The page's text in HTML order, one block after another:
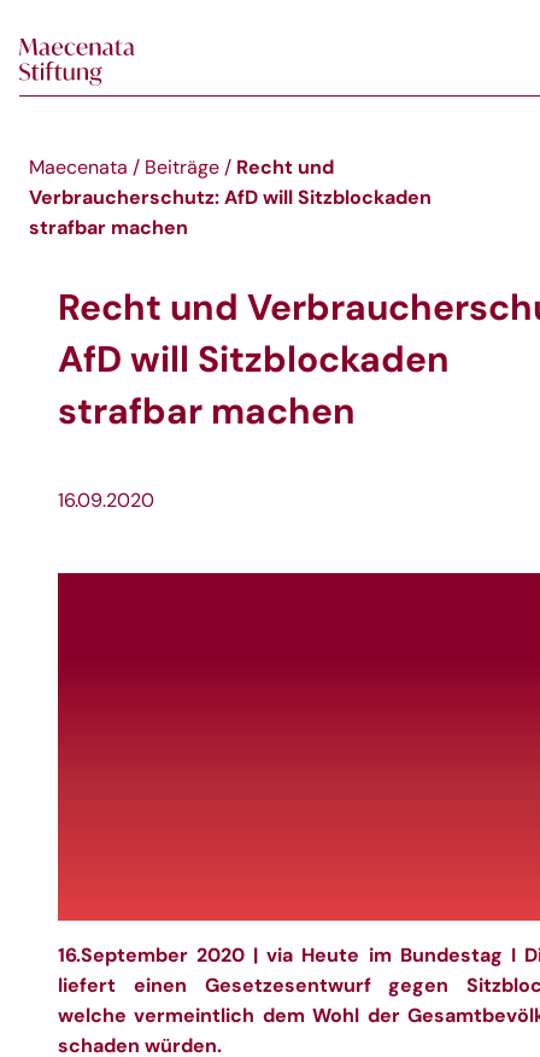
Maecenata / Beiträge / Recht und
Verbraucherschutz: AfD will Sitzblockaden
strafbar machen
Recht und
AfD will Sitzblockaden
strafbar machen
16.09.2020
16.September 2020 | via Heute im Bundestag I
liefert einen Gesetzesentwurf gegen
welche vermeintlich dem Wohl der
schaden würden.